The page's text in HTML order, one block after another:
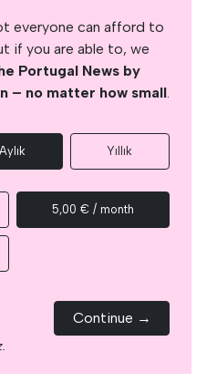
everyone can afford to
if you are able to, we
Portugal News by
– no matter how small.
Aylık Yıllık
5,00 € / month
Continue →